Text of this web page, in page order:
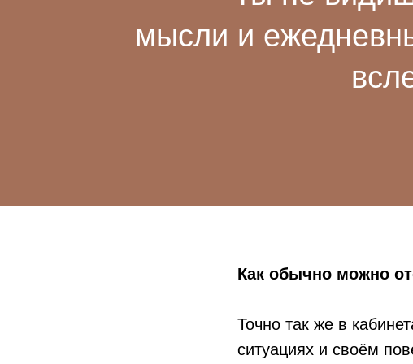
мысли и
Как обычно можно
Точно так же в
ситуациях и своём